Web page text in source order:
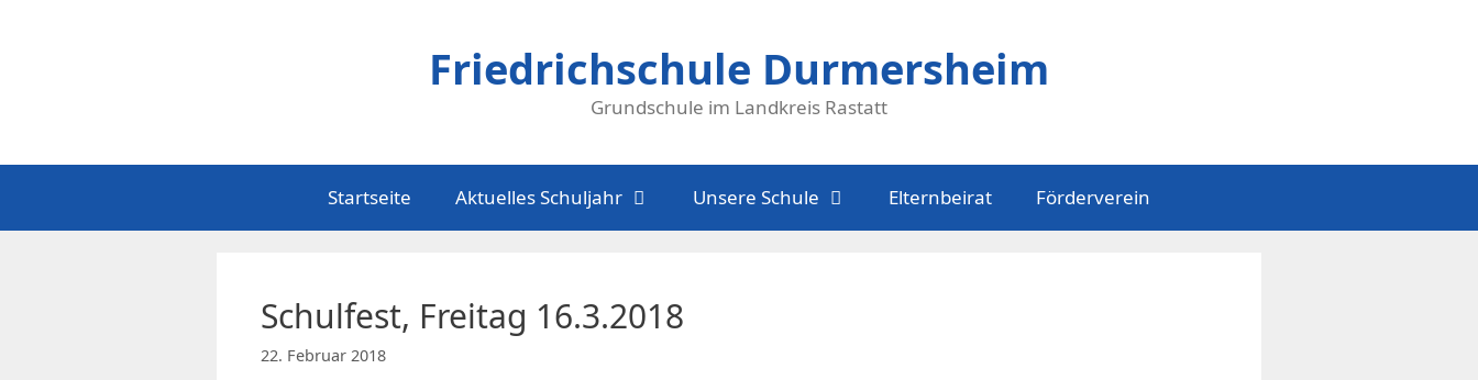
Friedrichschule Durmersheim
Grundschule im Landkreis Rastatt
Startseite Aktuelles Schuljahr Unsere Schule Elternbeirat Förderverein
Schulfest, Freitag 16.3.2018
22. Februar 2018